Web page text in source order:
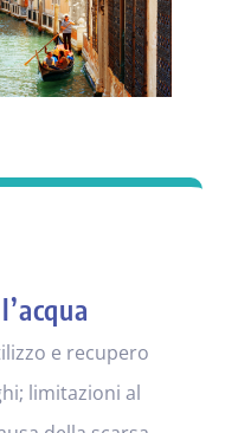
e recupero
limitazioni al